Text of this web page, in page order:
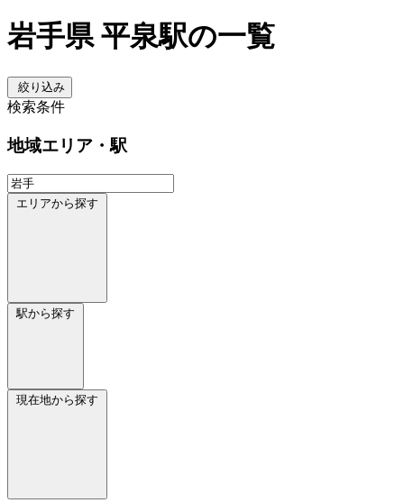
岩手県 平泉駅の一覧
絞り込み
検索条件
地域エリア・駅
エリアから探す
駅から探す
現在地から探す